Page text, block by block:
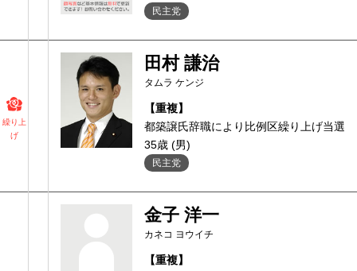
民主党
繰り上
げ
田村 謙治
タムラ ケンジ
【重複】
都築譲氏辞職により比例区繰り上げ当選
35歳 (男)
民主党
金子 洋一
カネコ ヨウイチ
【重複】